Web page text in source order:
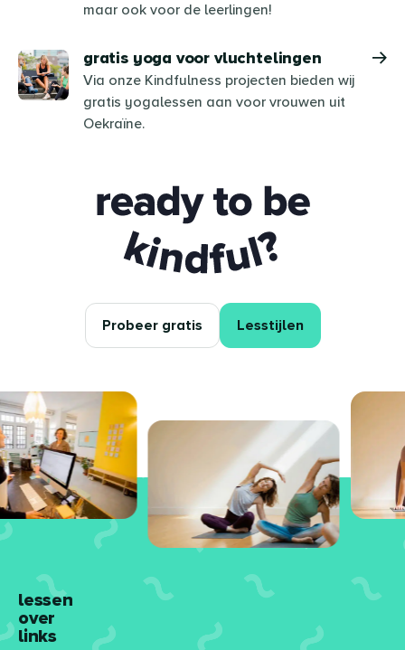
maar ook voor de leerlingen!
gratis yoga voor vluchtelingen
Via onze Kindfulness projecten bieden wij
gratis yogalessen aan voor vrouwen uit
Oekraïne.
Probeer gratis Lesstijlen
lessen
over
links